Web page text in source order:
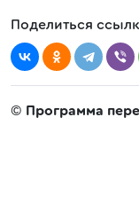
Поделиться
© Программа